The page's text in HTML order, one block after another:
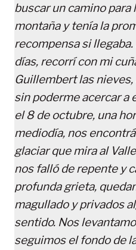
buscar un camino para
montaña y tenía la
recompensa si
días, recorrí con mi
Guillembert las
sin poderme acercar a
el 8 de octubre, una
mediodía, nos
glaciar que mira al
nos falló de repente y
profunda grieta,
magullado y privados
sentido. Nos
seguimos el fondo de